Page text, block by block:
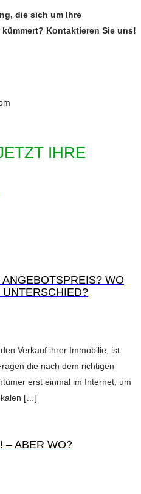
die sich um Ihre
Kontaktieren Sie uns!
IHRE
WO
Verkauf ihrer Immobilie, ist
die nach dem richtigen
erst einmal im Internet, um
[…]
– ABER WO?